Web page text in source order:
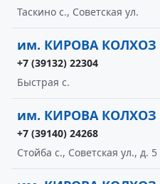
Таскино с., Советская ул.
им. КИРОВА КОЛХОЗ
+7 (39132) 22304
Быстрая с.
им. КИРОВА КОЛХОЗ
+7 (39140) 24268
Стойба с., Советская ул., д. 5